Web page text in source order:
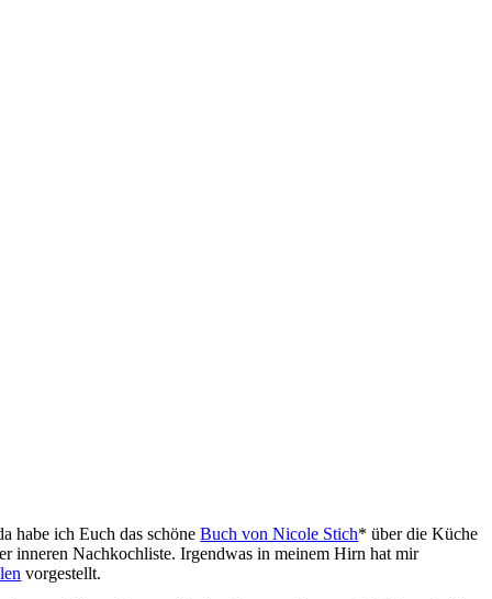
habe ich Euch das schöneBuch von Nicole Stich* über die Küche
inneren Nachkochliste. Irgendwas in meinem Hirn hat mir
vorgestellt.